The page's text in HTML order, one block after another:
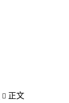
 正文